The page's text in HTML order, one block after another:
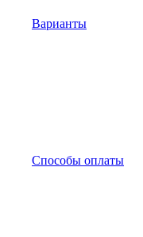
Варианты
Способы оплаты